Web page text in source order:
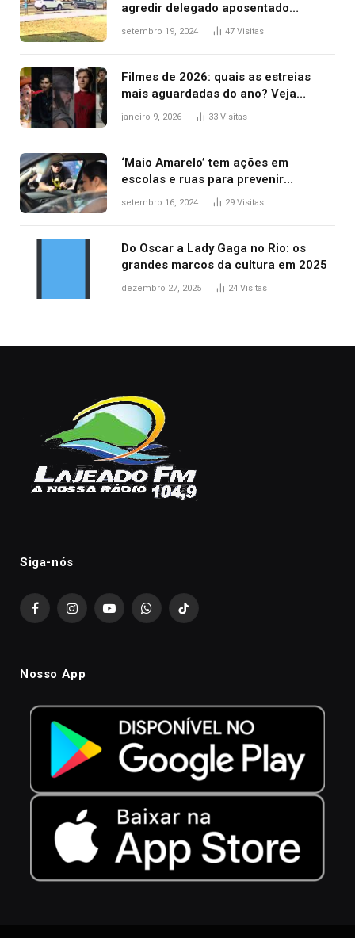
agredir delegado aposentado
durante confusão no trânsito
setembro 19, 2024 47 Visitas
Filmes de 2026: quais as estreias
mais aguardadas do ano? Veja
principais lançamentos do cinema
janeiro 9, 2026 33 Visitas
‘Maio Amarelo’ tem ações em
escolas e ruas para prevenir
acidentes no trânsito no AP
setembro 16, 2024 29 Visitas
Do Oscar a Lady Gaga no Rio: os
grandes marcos da cultura em 2025
dezembro 27, 2025 24 Visitas
Siga-nós
FacebookInstagramYouTubeWhatsAppTikTok
Nosso App